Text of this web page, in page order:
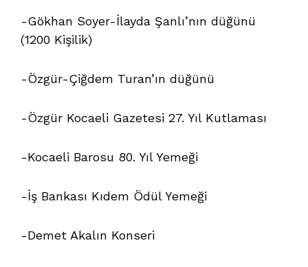
-Gökhan Soyer-İlayda Şanlı’nın düğünü
(1200 Kişilik)
-Özgür-Çiğdem Turan’ın düğünü
-Özgür Kocaeli Gazetesi 27. Yıl Kutlaması
-Kocaeli Barosu 80. Yıl Yemeği
-İş Bankası Kıdem Ödül Yemeği
-Demet Akalın Konseri